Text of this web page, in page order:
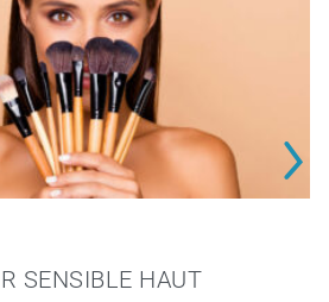
SENSIBLE HAUT